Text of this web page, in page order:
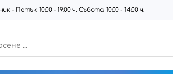
- Петък: 10:00 - 19:00 ч. Събота: 10:00 - 14:00 ч.